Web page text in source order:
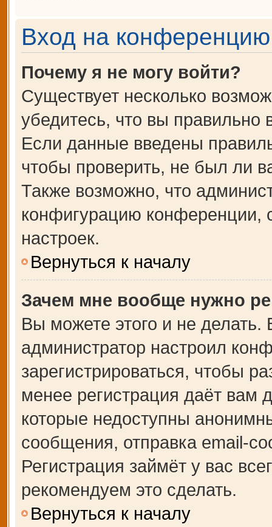
Вход на конференцию
Почему я не могу войти?
Существует несколько
убедитесь, что вы правильно
Если данные введены
чтобы проверить, не был ли
Также возможно, что
конфигурацию конференции,
настроек.
Вернуться к началу
Зачем мне вообще нужно
Вы можете этого и не делать.
администратор настроил
зарегистрироваться, чтобы
менее регистрация даёт вам
которые недоступны
сообщения, отправка email-
Регистрация займёт у вас
рекомендуем это сделать.
Вернуться к началу